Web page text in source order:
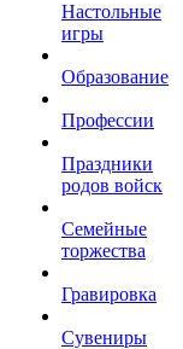
Настольные
игры
Образование
Профессии
Праздники
родов войск
Семейные
торжества
Гравировка
Сувениры